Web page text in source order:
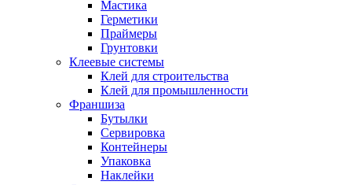
Мастика
Герметики
Праймеры
Грунтовки
Клеевые системы
Клей для строительства
Клей для промышленности
Франшиза
Бутылки
Сервировка
Контейнеры
Упаковка
Наклейки